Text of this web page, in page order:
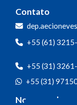
Contato
+55 (61)
+55 (31)
+55 (31)
Nossas redes